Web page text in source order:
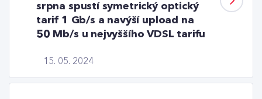
15. 05. 2024
srpna spustí symetrický optický
tarif 1 Gb/s a navýší upload na
50 Mb/s u nejvyššího VDSL tarifu